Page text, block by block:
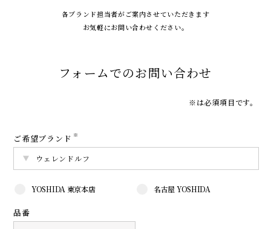
各ブランド担当者がご案内させていただきます
お気軽にお問い合わせください。
フォームでのお問い合わせ
※は必須項目です。
ご希望ブランド ※
YOSHIDA 東京本店 名古屋 YOSHIDA
品番